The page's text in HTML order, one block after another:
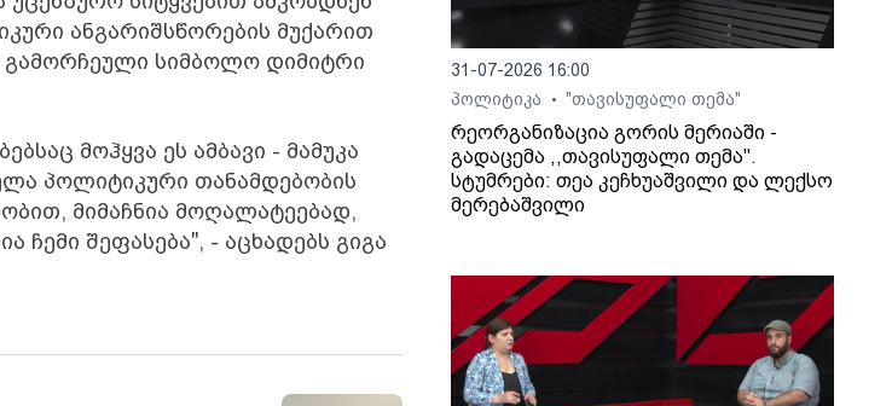
ანგარიშსწორების მუქარით
გამორჩეული სიმბოლო დიმიტრი
მოჰყვა ეს ამბავი - მამუკა
პოლიტიკური თანამდებობის
მიმაჩნია მოღალატეებად,
ჩემი შეფასება", - აცხადებს გიგა
31-07-2026 16:00
პოლიტიკა
• "თავისუფალი თემა"
რეორგანიზაცია გორის მერიაში -
გადაცემა ,,თავისუფალი თემა".
სტუმრები: თეა კეჩხუაშვილი და ლექსო
მერებაშვილი